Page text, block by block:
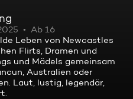
Ab 16
Leben von Newcastles
Flirts, Dramen und
und Mädels gemeinsam
Australien oder
Laut, lustig, legendär,